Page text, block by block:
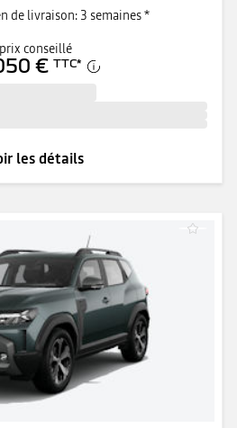
de livraison: 3 semaines *
prix conseillé
€ TTC*
les détails